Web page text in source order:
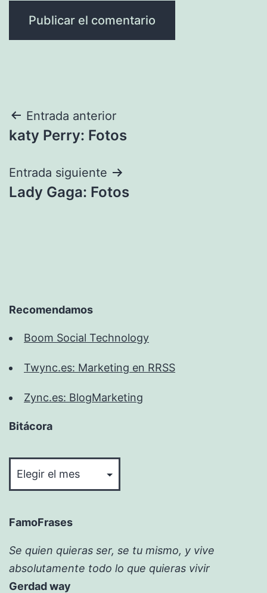
Navegación
de
entradas
Entrada anterior
katy Perry: Fotos
Entrada siguiente
Lady Gaga: Fotos
Recomendamos
Boom Social Technology
Twync.es: Marketing en RRSS
Zync.es: BlogMarketing
Bitácora
FamoFrases
Se quien quieras ser, se tu mismo, y vive
absolutamente todo lo que quieras vivir
Gerdad way